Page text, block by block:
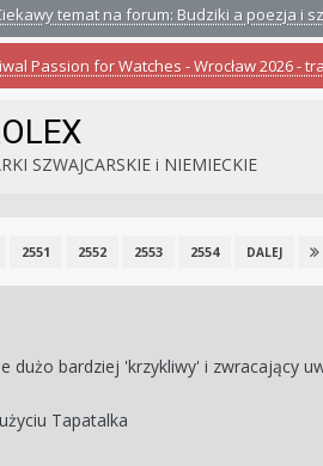
temat na forum: Budziki a poezja i
Passion for Watches - Wrocław 2026 -
SZWAJCARSKIE i NIEMIECKIE
2551 2552 2553 2554 DALEJ
dużo bardziej 'krzykliwy' i zwracający
Tapatalka